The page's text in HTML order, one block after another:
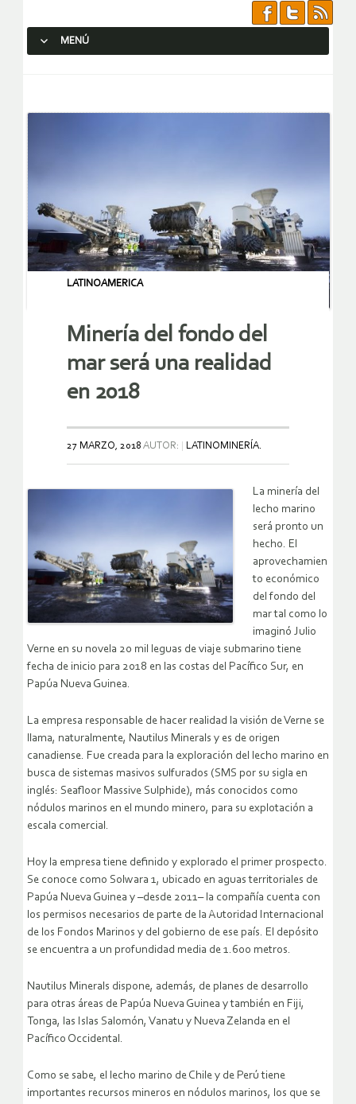
MENÚ
LATINOAMERICA
Minería del fondo del
mar será una realidad
en 2018
27 MARZO, 2018 AUTOR: LATINOMINERÍA.
La minería del
lecho marino
será pronto un
hecho. El
aprovechamien
to económico
del fondo del
mar tal como lo
imaginó Julio
Verne en su novela 20 mil leguas de viaje submarino tiene
fecha de inicio para 2018 en las costas del Pacífico Sur, en
Papúa Nueva Guinea.
La empresa responsable de hacer realidad la visión de Verne se
llama, naturalmente, Nautilus Minerals y es de origen
canadiense. Fue creada para la exploración del lecho marino en
busca de sistemas masivos sulfurados (SMS por su sigla en
inglés: Seafloor Massive Sulphide), más conocidos como
nódulos marinos en el mundo minero, para su explotación a
escala comercial.
Hoy la empresa tiene definido y explorado el primer prospecto.
Se conoce como Solwara 1, ubicado en aguas territoriales de
Papúa Nueva Guinea y –desde 2011– la compañía cuenta con
los permisos necesarios de parte de la Autoridad Internacional
de los Fondos Marinos y del gobierno de ese país. El depósito
se encuentra a un profundidad media de 1.600 metros.
Nautilus Minerals dispone, además, de planes de desarrollo
para otras áreas de Papúa Nueva Guinea y también en Fiji,
Tonga, las Islas Salomón, Vanatu y Nueva Zelanda en el
Pacífico Occidental.
Como se sabe, el lecho marino de Chile y de Perú tiene
importantes recursos mineros en nódulos marinos, los que se